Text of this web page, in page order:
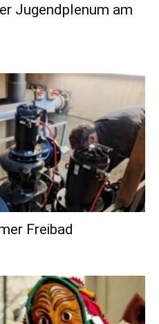
Jugendplenum am
Freibad